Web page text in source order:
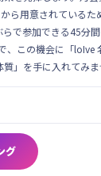
から用意されている
らで参加できる45分
、この機会に「loIve
質」を手に入れてみ
グ